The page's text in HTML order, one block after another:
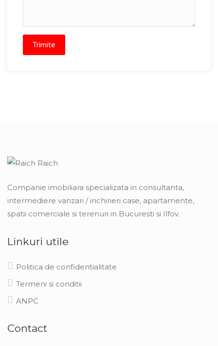
Companie imobiliara specializata in consultanta,
intermediere vanzari / inchirieri case, apartamente,
spatii comerciale si terenuri in Bucuresti si Ilfov.
Linkuri utile
Politica de confidentialitate
Termeni si conditii
ANPC
Contact